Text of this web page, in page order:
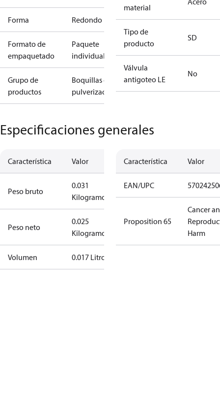
Forma Redondo
Formato de
empaquetado
Paquete
individual
Grupo de
productos
Boquillas de
pulverización
material
Tipo de
producto
SD
Válvula
antigoteo LE
No
Especificaciones generales
Característica Valor
Peso bruto
0.031
Kilogramo
Peso neto
0.025
Kilogramo
Volumen 0.017 Litro
Característica Valor
EAN/UPC
Proposition 65
Cancer
Harm